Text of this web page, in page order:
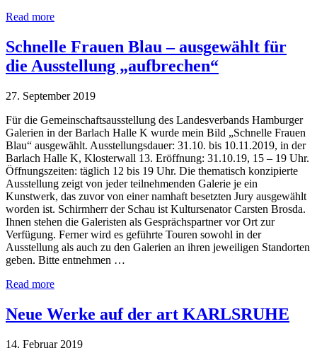
Read more
Schnelle Frauen Blau – ausgewählt für
die Ausstellung „aufbrechen“
27. September 2019
Für die Gemeinschaftsausstellung des Landesverbands Hamburger
Galerien in der Barlach Halle K wurde mein Bild „Schnelle Frauen
Blau“ ausgewählt. Ausstellungsdauer: 31.10. bis 10.11.2019, in der
Barlach Halle K, Klosterwall 13. Eröffnung: 31.10.19, 15 – 19 Uhr.
Öffnungszeiten: täglich 12 bis 19 Uhr. Die thematisch konzipierte
Ausstellung zeigt von jeder teilnehmenden Galerie je ein
Kunstwerk, das zuvor von einer namhaft besetzten Jury ausgewählt
worden ist. Schirmherr der Schau ist Kultursenator Carsten Brosda.
Ihnen stehen die Galeristen als Gesprächspartner vor Ort zur
Verfügung. Ferner wird es geführte Touren sowohl in der
Ausstellung als auch zu den Galerien an ihren jeweiligen Standorten
geben. Bitte entnehmen …
Read more
Neue Werke auf der art KARLSRUHE
14. Februar 2019